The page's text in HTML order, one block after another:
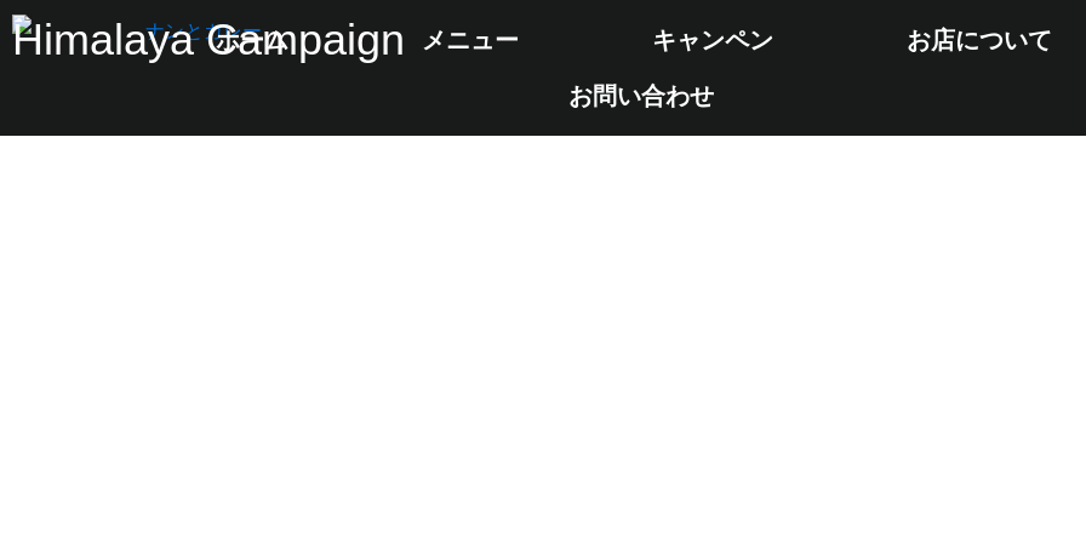
Skip
ホーム メニュー キャンペン
お店について
お問い合わせ
Himalaya Campaign